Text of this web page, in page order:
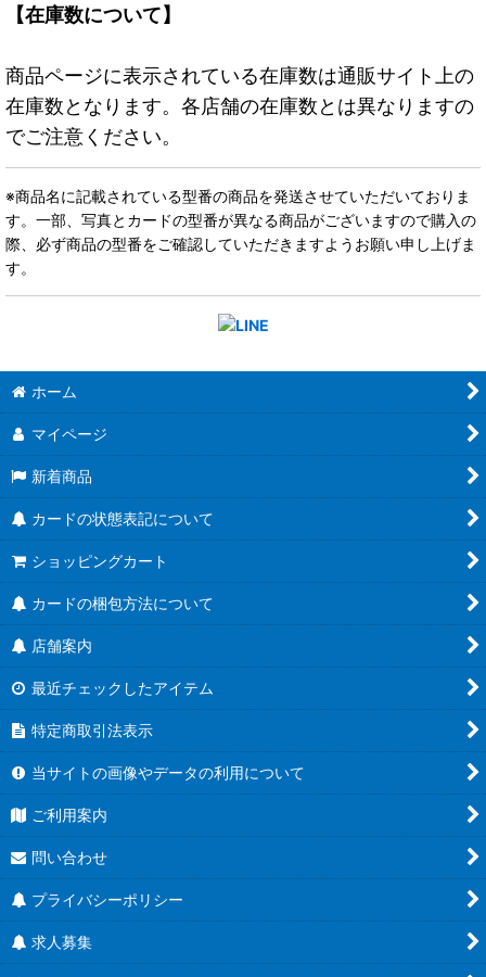
【在庫数について】
商品ページに表示されている在庫数は通販サイト上の
在庫数となります。各店舗の在庫数とは異なりますの
でご注意ください。
※商品名に記載されている型番の商品を発送させていただいておりま
す。一部、写真とカードの型番が異なる商品がございますので購入の
際、必ず商品の型番をご確認していただきますようお願い申し上げま
す。
ホーム
マイページ
新着商品
カードの状態表記について
ショッピングカート
カードの梱包方法について
店舗案内
最近チェックしたアイテム
特定商取引法表示
当サイトの画像やデータの利用について
ご利用案内
問い合わせ
プライバシーポリシー
求人募集